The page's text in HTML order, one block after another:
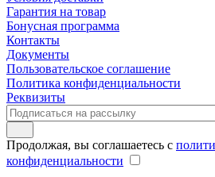
Гарантия на товар
Бонусная программа
Контакты
Документы
Пользовательское соглашение
Политика конфиденциальности
Реквизиты
Продолжая, вы соглашаетесь с
конфиденциальности